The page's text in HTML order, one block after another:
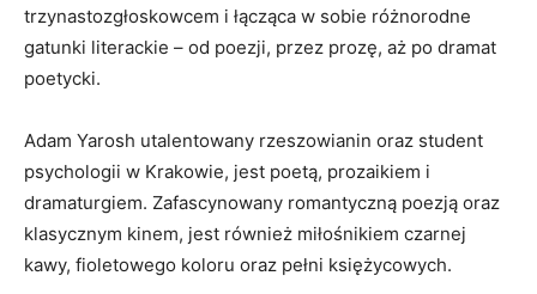
trzynastozgłoskowcem i łącząca w sobie różnorodne
gatunki literackie – od poezji, przez prozę, aż po dramat
poetycki.
Adam Yarosh utalentowany rzeszowianin oraz student
psychologii w Krakowie, jest poetą, prozaikiem i
dramaturgiem. Zafascynowany romantyczną poezją oraz
klasycznym kinem, jest również miłośnikiem czarnej
kawy, fioletowego koloru oraz pełni księżycowych.